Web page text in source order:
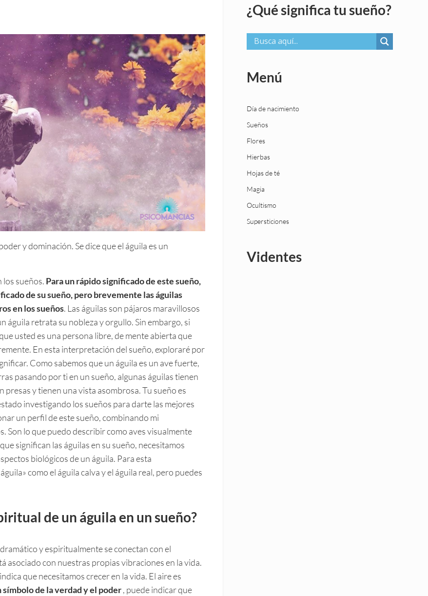
y dominación. Se dice que el águila es un
los sueños. Para un rápido significado de este sueño,
de su sueño, pero brevemente las águilas
en los sueños. Las águilas son pájaros maravillosos
águila retrata su nobleza y orgullo. Sin embargo, si
usted es una persona libre, de mente abierta que
En esta interpretación del sueño, exploraré por
Como sabemos que un águila es un ave fuerte,
pasando por ti en un sueño, algunas águilas tienen
presas y tienen una vista asombrosa. Tu sueño es
investigando los sueños para darte las mejores
un perfil de este sueño, combinando mi
Son lo que puedo describir como aves visualmente
significan las águilas en su sueño, necesitamos
biológicos de un águila. Para esta
como el águila calva y el águila real, pero puedes
de un águila en un sueño?
y espiritualmente se conectan con el
asociado con nuestras propias vibraciones en la vida.
que necesitamos crecer en la vida. El aire es
símbolo de la verdad y el poder, puede indicar que
¿Qué significa tu sueño?
Menú
Día de nacimiento
Sueños
Flores
Hierbas
Hojas de té
Magia
Ocultismo
Supersticiones
Videntes